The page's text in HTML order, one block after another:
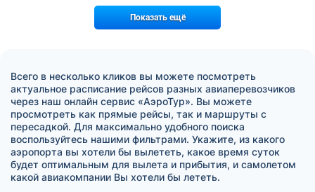
Показать ещё
Всего в несколько кликов вы можете посмотреть
актуальное расписание рейсов разных авиаперевозчиков
через наш онлайн сервис «АэроТур». Вы можете
просмотреть как прямые рейсы, так и маршруты с
пересадкой. Для максимально удобного поиска
воспользуйтесь нашими фильтрами. Укажите, из какого
аэропорта вы хотели бы вылететь, какое время суток
будет оптимальным для вылета и прибытия, и самолетом
какой авиакомпании Вы хотели бы лететь.